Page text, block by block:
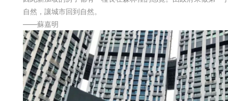
自然，讓城市回到自然。
——蘇嘉明